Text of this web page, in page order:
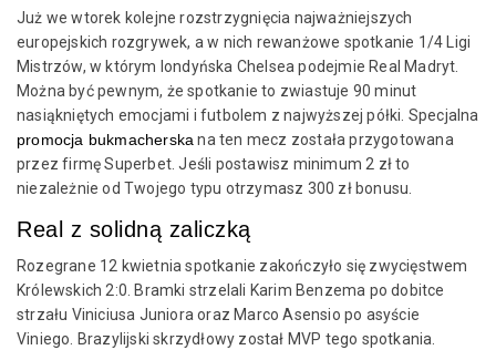
Już we wtorek kolejne rozstrzygnięcia najważniejszych
europejskich rozgrywek, a w nich rewanżowe spotkanie 1/4 Ligi
Mistrzów, w którym londyńska Chelsea podejmie Real Madryt.
Można być pewnym, że spotkanie to zwiastuje 90 minut
nasiąkniętych emocjami i futbolem z najwyższej półki. Specjalna
promocja bukmacherska na ten mecz została przygotowana
przez firmę Superbet. Jeśli postawisz minimum 2 zł to
niezależnie od Twojego typu otrzymasz 300 zł bonusu.
Real z solidną zaliczką
Rozegrane 12 kwietnia spotkanie zakończyło się zwycięstwem
Królewskich 2:0. Bramki strzelali Karim Benzema po dobitce
strzału Viniciusa Juniora oraz Marco Asensio po asyście
Viniego. Brazylijski skrzydłowy został MVP tego spotkania.